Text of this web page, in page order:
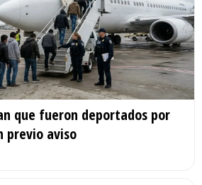
que fueron deportados por
previo aviso